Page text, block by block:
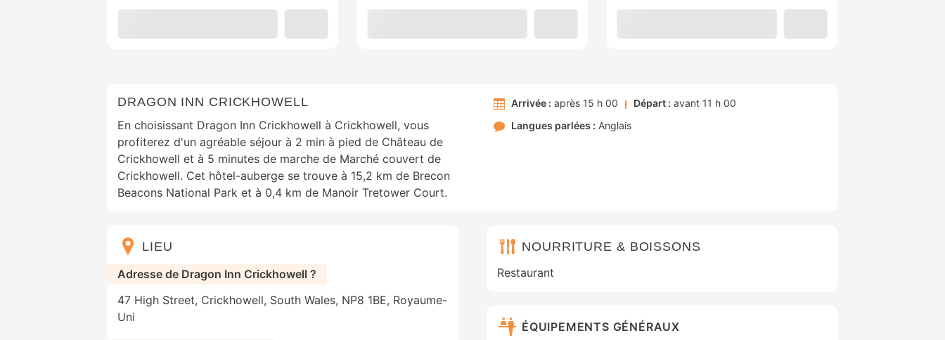
DRAGON INN CRICKHOWELL
En choisissant Dragon Inn Crickhowell à Crickhowell, vous
profiterez d'un agréable séjour à 2 min à pied de Château de
Crickhowell et à 5 minutes de marche de Marché couvert de
Crickhowell. Cet hôtel-auberge se trouve à 15,2 km de Brecon
Beacons National Park et à 0,4 km de Manoir Tretower Court.
Arrivée : après 15 h 00 Départ : avant 11 h 00
Langues parlées : Anglais
LIEU
Adresse de Dragon Inn Crickhowell ?
47 High Street, Crickhowell, South Wales, NP8 1BE, Royaume-
Uni
NOURRITURE & BOISSONS
Restaurant
ÉQUIPEMENTS GÉNÉRAUX